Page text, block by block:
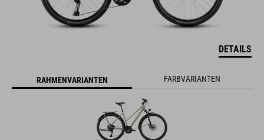
DETAILS
RAHMENVARIANTEN FARBVARIANTEN